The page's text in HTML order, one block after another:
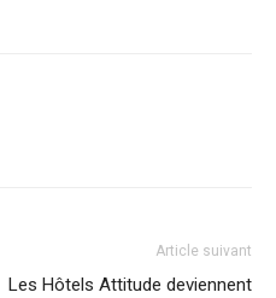
Article suivant
Les Hôtels Attitude deviennent